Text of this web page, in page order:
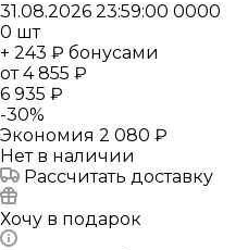
31.08.2026 23:59:00 0000
0 шт
+ 243 ₽ бонусами
от4 855 ₽
6 935 ₽
-30%
Экономия 2 080 ₽
Нет в наличии
Рассчитать доставку
Хочу в подарок